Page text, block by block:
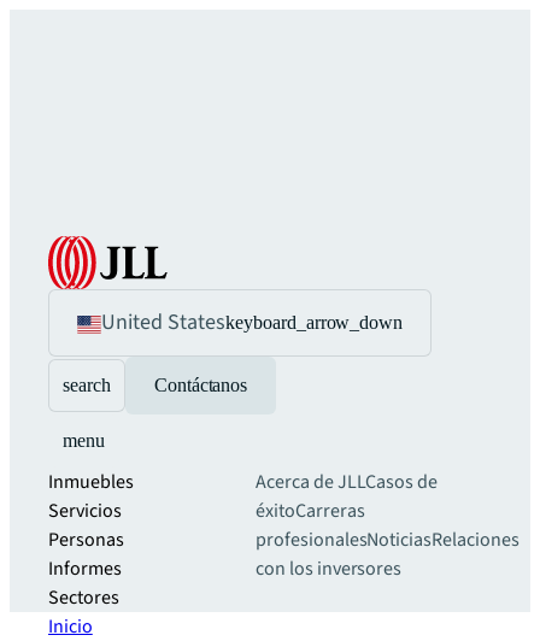
United Stateskeyboard_arrow_down
search Contáctanos
menu
Inmuebles
Servicios
Personas
Informes
Sectores
Acerca de JLLCasos de
éxitoCarreras
profesionalesNoticiasRelaciones
con los inversores
Inicio